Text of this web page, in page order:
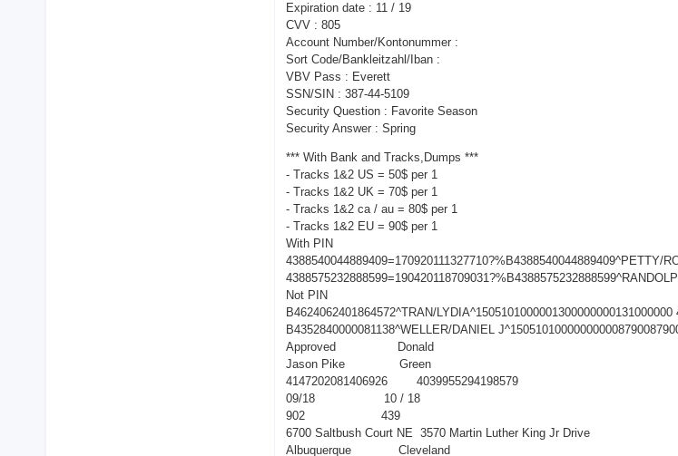
Expiration date : 11 / 19
CVV : 805
Account Number/Kontonummer :
Sort Code/Bankleitzahl/Iban :
VBV Pass : Everett
SSN/SIN : 387-44-5109
Security Question : Favorite Season
Security Answer : Spring
*** With Bank and Tracks,Dumps ***
- Tracks 1&2 US = 50$ per 1
- Tracks 1&2 UK = 70$ per 1
- Tracks 1&2 ca / au = 80$ per 1
- Tracks 1&2 EU = 90$ per 1
With PIN
4388540044889409=170920111327710?%B4388540044889409^PETTY/
Not PIN
B4624062401864572^TRAN/
B4352840000081138^WELLER/DANIEL
Approved Donald
Jason Pike Green
4147202081406926 4039955294198579
09/18 10 / 18
902 439
6700 Saltbush Court NE 3570 Martin Luther King Jr Drive
Albuquerque Cleveland